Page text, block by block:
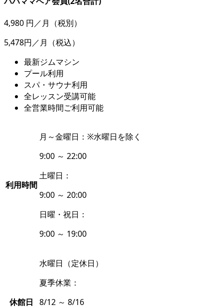
4,980 円／月 （税別）
5,478円／月 （税込）
最新ジムマシン
プール利用
スパ・サウナ利用
全レッスン受講可能
全営業時間ご利用可能
利用時間
月～金曜日： ※水曜日を除く
9:00 ～ 22:00
土曜日：
9:00 ～ 20:00
日曜・祝日：
9:00 ～ 19:00
休館日
水曜日（定休日）
夏季休業：
8/12 ～ 8/16